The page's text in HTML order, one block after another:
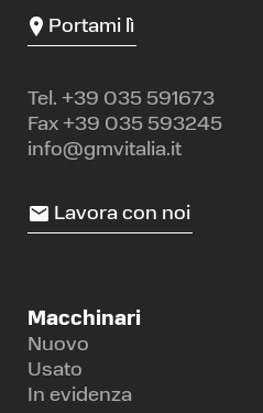
Portami lì
Tel. +39 035 591673
Fax +39 035 593245
info@gmvitalia.it
Lavora con noi
Macchinari
Nuovo
Usato
In evidenza